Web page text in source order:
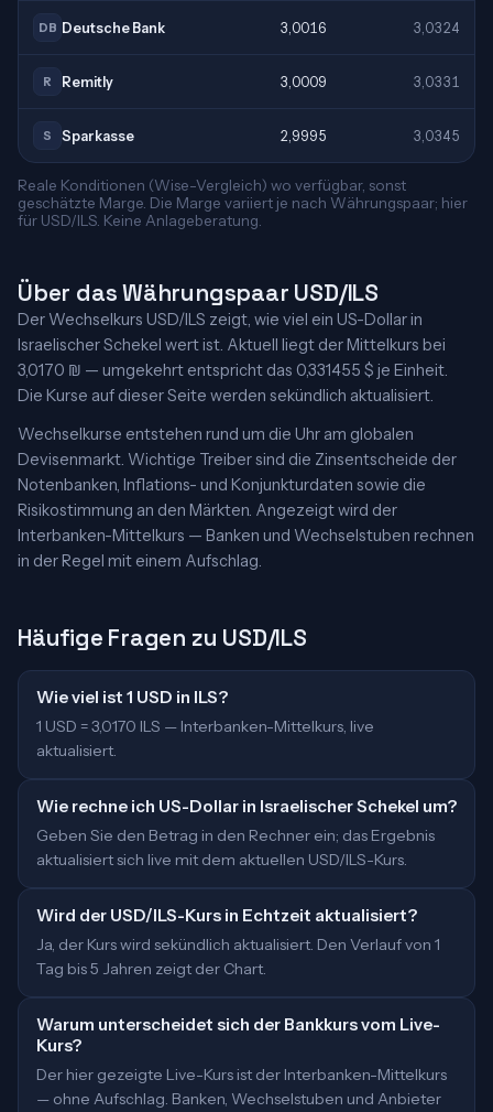
DB Deutsche Bank 3,0016 3,0324
R Remitly 3,0009 3,0331
S Sparkasse 2,9995 3,0345
Reale Konditionen (Wise-Vergleich) wo verfügbar, sonst
geschätzte Marge. Die Marge variiert je nach Währungspaar; hier
für USD/ILS. Keine Anlageberatung.
Über das Währungspaar USD/ILS
Der Wechselkurs USD/ILS zeigt, wie viel ein US-Dollar in
Israelischer Schekel wert ist. Aktuell liegt der Mittelkurs bei
3,0170 ₪ — umgekehrt entspricht das 0,331455 $ je Einheit.
Die Kurse auf dieser Seite werden sekündlich aktualisiert.
Wechselkurse entstehen rund um die Uhr am globalen
Devisenmarkt. Wichtige Treiber sind die Zinsentscheide der
Notenbanken, Inflations- und Konjunkturdaten sowie die
Risikostimmung an den Märkten. Angezeigt wird der
Interbanken-Mittelkurs — Banken und Wechselstuben rechnen
in der Regel mit einem Aufschlag.
Häufige Fragen zu USD/ILS
Wie viel ist 1 USD in ILS?
1 USD = 3,0170 ILS — Interbanken-Mittelkurs, live
aktualisiert.
Wie rechne ich US-Dollar in Israelischer Schekel um?
Geben Sie den Betrag in den Rechner ein; das Ergebnis
aktualisiert sich live mit dem aktuellen USD/ILS-Kurs.
Wird der USD/ILS-Kurs in Echtzeit aktualisiert?
Ja, der Kurs wird sekündlich aktualisiert. Den Verlauf von 1
Tag bis 5 Jahren zeigt der Chart.
Warum unterscheidet sich der Bankkurs vom Live-
Kurs?
Der hier gezeigte Live-Kurs ist der Interbanken-Mittelkurs
— ohne Aufschlag. Banken, Wechselstuben und Anbieter